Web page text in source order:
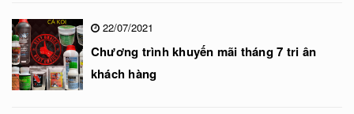
22/07/2021
Chương trình khuyến mãi tháng 7 tri ân
khách hàng